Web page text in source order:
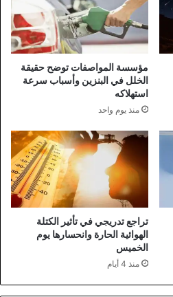
مؤسسة المواصفات توضح حقيقة
الخلل في البنزين وأسباب سرعة
استهلاكه
منذ يوم واحد
تراجع تدريجي في تأثير الكتلة
الهوائية الحارة وانحسارها يوم
الخميس
منذ 4 أيام